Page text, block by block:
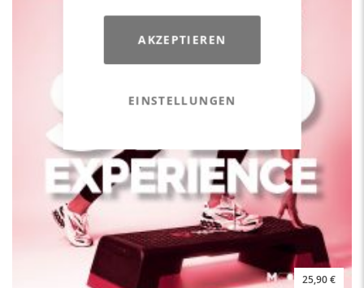
AKZEPTIEREN
EINSTELLUNGEN
25,90 €